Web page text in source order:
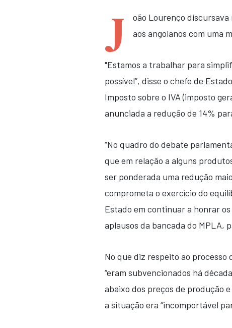
J
oão Lourenço
aos angolanos com uma
"Estamos a trabalhar para
possível”, disse o chefe de
Imposto sobre o IVA (imposto
anunciada a redução de 14%
“No quadro do debate
que em relação a alguns
ser ponderada uma redução
comprometa o exercício do
Estado em continuar a honrar
aplausos da bancada do MPLA,
No que diz respeito ao processo
“eram subvencionados há
abaixo dos preços de produção
a situação era “incomportável